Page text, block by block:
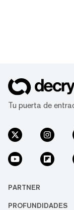
Tu puerta de
PARTNER
PROFUNDIDADES